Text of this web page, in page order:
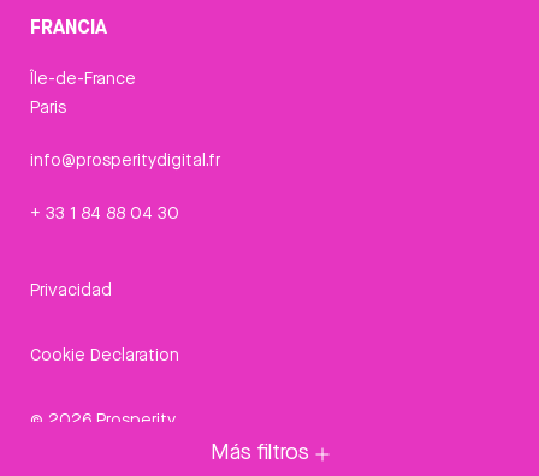
Más filtros
FRANCIA
Île-de-France
Paris
info@prosperitydigital.fr
+ 33 1 84 88 04 30
Privacidad
Cookie Declaration
© 2026 Prosperity